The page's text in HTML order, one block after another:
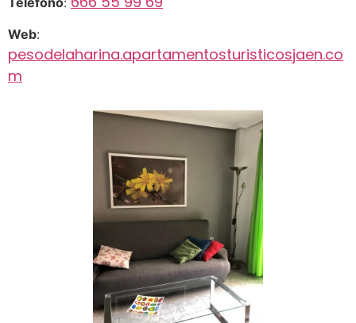
Web:
pesodelaharina.apartamentosturisticosjaen.co
m